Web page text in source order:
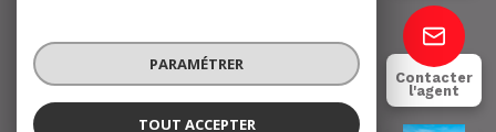
Contacter
l'agent
© 2026 | Tous droits réservés
Réalisé par
PARAMÉTRER
TOUT ACCEPTER